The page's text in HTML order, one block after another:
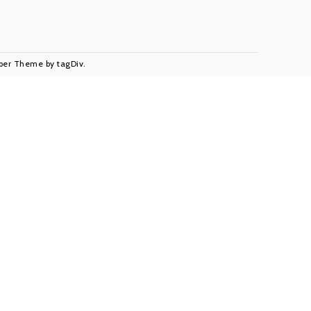
Theme by tagDiv.